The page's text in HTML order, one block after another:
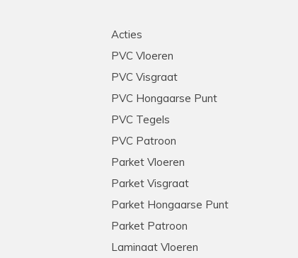
Acties
PVC Vloeren
PVC Visgraat
PVC Hongaarse Punt
PVC Tegels
PVC Patroon
Parket Vloeren
Parket Visgraat
Parket Hongaarse Punt
Parket Patroon
Laminaat Vloeren